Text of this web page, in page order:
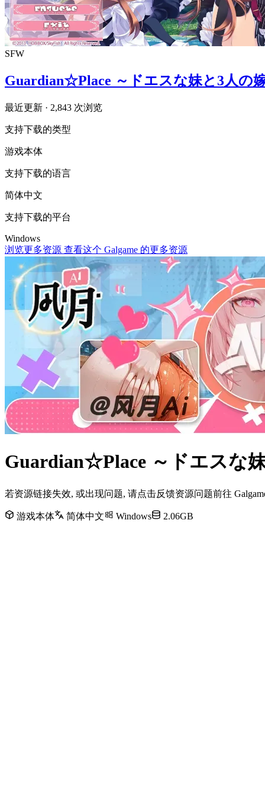
SFW
Guardian☆Place ～ドエスな妹と3人の
最近更新 · 2,843 次浏览
支持下载的类型
游戏本体
支持下载的语言
简体中文
支持下载的平台
Windows
浏览更多资源 查看这个 Galgame 的更多资源
Guardian☆Place ～ドエスな
若资源链接失效, 或出现问题, 请点击反馈资源问题前往
游戏本体 简体中文 Windows 2.06GB